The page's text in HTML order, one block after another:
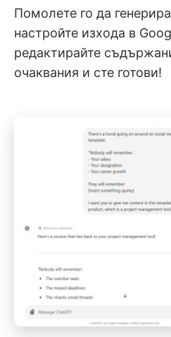
Помолете го да
настройте изхода в
редактирайте
очаквания и сте готови!